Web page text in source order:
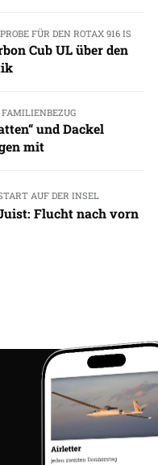
FÜR DEN ROTAX 916 IS
Cub UL über den
und Dackel
mit
AUF DER INSEL
Flucht nach vorn